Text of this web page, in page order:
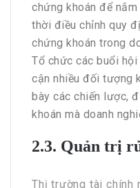
chứng khoán để
thời điều chỉnh quy
chứng khoán trong
Tổ chức các buổi
cận nhiều đối tượng
bày các chiến lược,
khoán mà doanh
2.3. Quản trị
Thị trường tài chính